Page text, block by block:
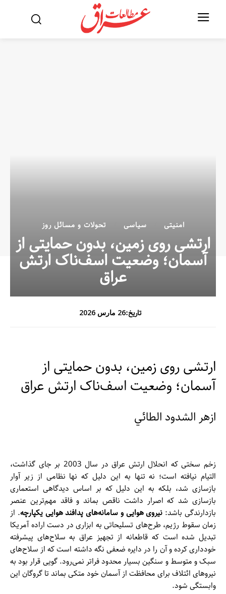
امنیتی سیاسی تحولات و مسائل روز
ارتشی روی زمین، بدون حمایتی از
آسمان؛ وضعیت اسف‌ناک ارتش
عراق
تاریخ:26 مارس 2026
ارتشی روی زمین، بدون حمایتی از
آسمان؛ وضعیت اسف‌ناک ارتش عراق
ازهر الشدود الطائي
زخم سختی که انحلال ارتش عراق در سال 2003 بر جای گذاشت،
التیام نیافته است؛ نه تنها به این دلیل که نها نظامی از زیر آوار
بازسازی شد، بلکه به این دلیل که بر اساس دیدگاهی استعماری
بازسازی شد که اصرار داشت ناقص بماند و فاقد مهم‌ترین عنصر
بازدارندگی باشد: نیروی هوایی و سامانه‌های پدافند هوایی یکپارچه. از
زمان سقوط رژیم، طرح‌های تسلیحاتی به ابزاری در دست اراده آمریکا
تبدیل شده است که قاطعانه از تجهیز عراق به سلاح‌های پیشرفته
خودداری کرده و آن را در دایره ضعفی نگه داشته است که از سلاح‌های
سبک و متوسط و سنگین بسیار محدود فراتر نمی‌رود. گویی قرار بود به
نیروهای ائتلاف برای محافظت از آسمان خود متکی بماند تا گروگان این
وابستگی شود.